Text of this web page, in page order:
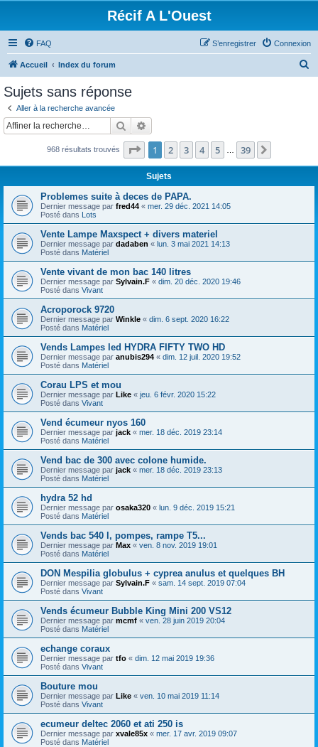
Récif A L'Ouest
FAQ Connexion
S’enregistrer
Accueil Index du forum
c
Sujets sans réponse
Aller à la recherche avancée
Rechercher
968 résultats trouvés Page 1sur39
1 2 3 4 5 39
Sujets
Problemes suite à deces de PAPA.
Dernier message par fred44 « mer. 29 déc. 2021 14:05
Posté dans Lots
Vente Lampe Maxspect + divers materiel
Dernier message par dadaben « lun. 3 mai 2021 14:13
Posté dans Matériel
Vente vivant de mon bac 140 litres
Dernier message par Sylvain.F « dim. 20 déc. 2020 19:46
Posté dans Vivant
Acroporock 9720
Dernier message par Winkle « dim. 6 sept. 2020 16:22
Posté dans Matériel
Vends Lampes led HYDRA FIFTY TWO HD
Dernier message par anubis294 « dim. 12 juil. 2020 19:52
Posté dans Matériel
Corau LPS et mou
Dernier message par Like « jeu. 6 févr. 2020 15:22
Posté dans Vivant
Vend écumeur nyos 160
Dernier message par jack « mer. 18 déc. 2019 23:14
Posté dans Matériel
Vend bac de 300 avec colone humide.
Dernier message par jack « mer. 18 déc. 2019 23:13
Posté dans Matériel
hydra 52 hd
Dernier message par osaka320 « lun. 9 déc. 2019 15:21
Posté dans Matériel
Vends bac 540 l, pompes, rampe T5...
Dernier message par Max « ven. 8 nov. 2019 19:01
Posté dans Matériel
DON Mespilia globulus + cyprea anulus et quelques BH
Dernier message par Sylvain.F « sam. 14 sept. 2019 07:04
Posté dans Vivant
Vends écumeur Bubble King Mini 200 VS12
Dernier message par mcmf « ven. 28 juin 2019 20:04
Posté dans Matériel
echange coraux
Dernier message par tfo « dim. 12 mai 2019 19:36
Posté dans Vivant
Bouture mou
Dernier message par Like « ven. 10 mai 2019 11:14
Posté dans Vivant
ecumeur deltec 2060 et ati 250 is
Dernier message par xvale85x « mer. 17 avr. 2019 09:07
Posté dans Matériel